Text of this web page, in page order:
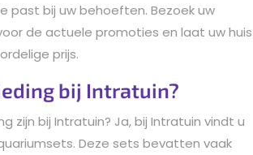
past bij uw behoeften. Bezoek uw
de actuele promoties en laat uw huis
prijs.
bij Intratuin?
zijn bij Intratuin? Ja, bij Intratuin vindt u
Deze sets bevatten vaak